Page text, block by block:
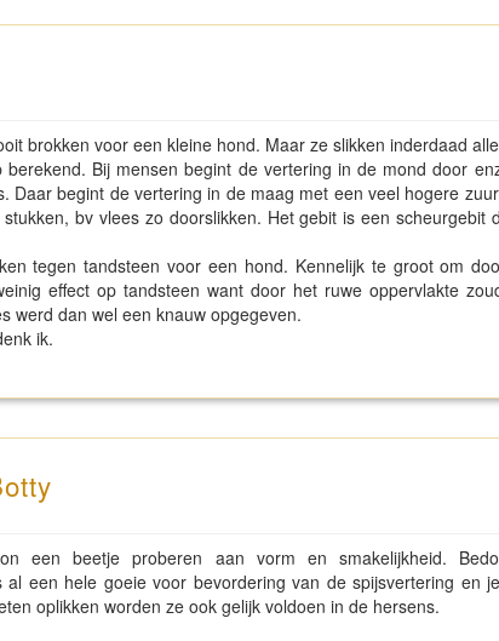
brokken voor een kleine hond. Maar ze slikken inderdaad
Bij mensen begint de vertering in de mond door
Daar begint de vertering in de maag met een veel hogere
bv vlees zo doorslikken. Het gebit is een scheurgebit
tegen tandsteen voor een hond. Kennelijk te groot om
effect op tandsteen want door het ruwe oppervlakte
werd dan wel een knauw opgegeven.
ik.
een beetje proberen aan vorm en smakelijkheid.
al een hele goeie voor bevordering van de spijsvertering en
oplikken worden ze ook gelijk voldoen in de hersens.